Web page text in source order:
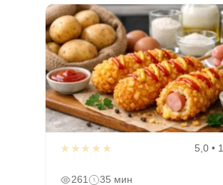
★★★★★ 5,0 •
261 35 мин